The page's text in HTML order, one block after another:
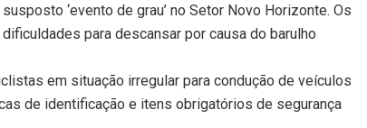
‘evento de grau’ no Setor Novo Horizonte. Os
para descansar por causa do barulho
em situação irregular para condução de veículos
de identificação e itens obrigatórios de segurança